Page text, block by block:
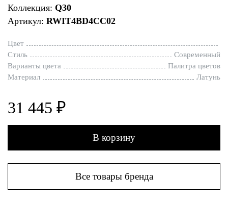
Коллекция: Q30
Артикул: RWIT4BD4CC02
Цвет
Стиль
Современный
Варианты цвета
Палитра цветов
Материал
Латунь
31 445 ₽
В корзину
Все товары бренда